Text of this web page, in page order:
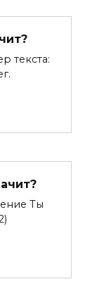
текста:
Ты